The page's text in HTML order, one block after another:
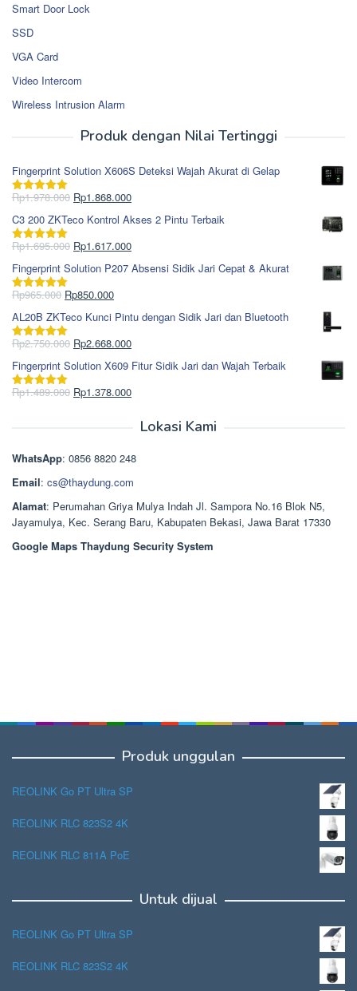
Smart Door Lock
SSD
VGA Card
Video Intercom
Wireless Intrusion Alarm
Produk dengan Nilai Tertinggi
Fingerprint Solution X606S Deteksi Wajah Akurat di Gelap
Dinilai5.00
Rp1.978.000 Harga
aslinya
adalah:
Rp1.978.000.
Rp1.868.000Harga
saat
ini
adalah:
C3 200 ZKTeco Kontrol Akses 2 Pintu Terbaik
Dinilai5.00
Rp1.695.000 Harga
aslinya
adalah:
Rp1.695.000.
Rp1.617.000Harga
saat
ini
Fingerprint Solution P207 Absensi Sidik Jari Cepat & Akurat
Dinilai5.00
Rp965.000 Harga
aslinya
adalah:
Rp965.000.
Rp850.000Harga
saat
ini
adalah:
AL20B ZKTeco Kunci Pintu dengan Sidik Jari dan Bluetooth
Dinilai5.00
Rp2.750.000 Harga
aslinya
adalah:
Rp2.750.000.
Rp2.668.000Harga
saat
ini
adalah:
Fingerprint Solution X609 Fitur Sidik Jari dan Wajah Terbaik
Dinilai5.00
Rp1.489.000 Harga
Rp1.378.000Harga
Rp1.378.000.
Lokasi Kami
WhatsApp: 0856 8820 248
Email: cs@thaydung.com
Alamat: Perumahan Griya Mulya Indah Jl. Sampora No.16 Blok N5,
Jayamulya, Kec. Serang Baru, Kabupaten Bekasi, Jawa Barat 17330
Google Maps Thaydung Security System
Produk unggulan
REOLINK Go PT Ultra SP
REOLINK RLC 823S2 4K
REOLINK RLC 811A PoE
Untuk dijual
REOLINK Go PT Ultra SP
REOLINK RLC 823S2 4K